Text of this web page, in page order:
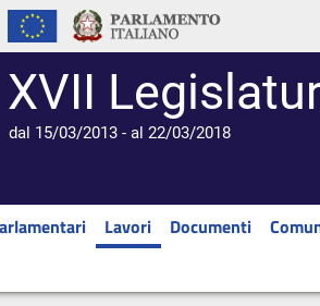
XVII
dal 15/03/2013 - al 22/03/2018
Lavori Documenti